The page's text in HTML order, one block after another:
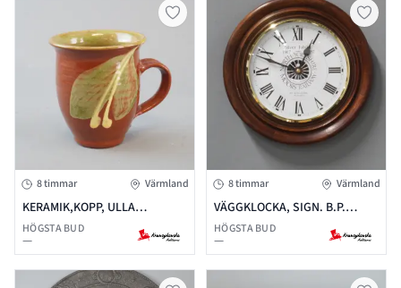
8 timmar Värmland
KERAMIK,KOPP, ULLA
NILSSON- ARVIKA
HÖGSTA BUD
—
8 timmar Värmland
VÄGGKLOCKA, SIGN. B.P.
WOLSTENHOLME NORMANBY
HÖGSTA BUD
—